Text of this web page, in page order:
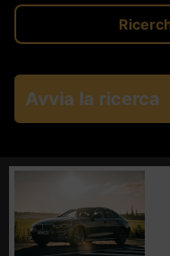
Avvia la ricerca